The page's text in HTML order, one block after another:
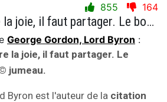
855 164
Pour connaÃ®tre la joie, il faut partager. Le bonheur est nÃ© jumeau.
George Gordon, Lord Byron :
la joie, il faut partager. Le
jumeau.
Byron est l'auteur de la citation